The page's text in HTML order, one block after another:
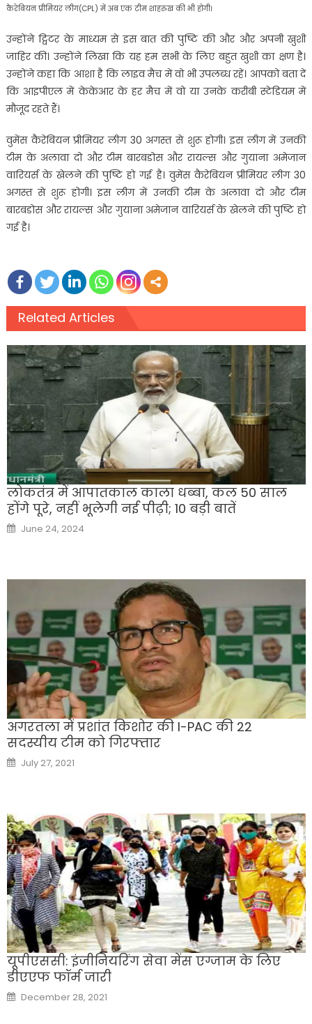
कैरेबियन प्रीमियर लीग(CPL) में अब एक टीम शाहरुख की भी होगी।
उन्होंने ट्विटर के माध्यम से इस बात की पुष्टि की और और अपनी खुशी
जाहिर की। उन्होंने लिखा कि यह हम सभी के लिए बहुत खुशी का क्षण है।
उन्होंने कहा कि आशा है कि लाइव मैच में वो भी उपलब्ध रहें। आपको बता दें
कि आइपीएल में केकेआर के हर मैच में वो या उनके करीबी स्टेडियम में
मौजूद रहते हैं।
वुमेंस कैरेबियन प्रीमियर लीग 30 अगस्त से शुरू होगी। इस लीग में उनकी
टीम के अलावा दो और टीम बारबडोस और रायल्स और गुयाना अमेजान
वारियर्स के खेलने की पुष्टि हो गई है। वुमेंस कैरेबियन प्रीमियर लीग 30
अगस्त से शुरू होगी। इस लीग में उनकी टीम के अलावा दो और टीम
बारबडोस और रायल्स और गुयाना अमेजान वारियर्स के खेलने की पुष्टि हो
गई है।
Related Articles
लोकतंत्र में आपातकाल काला धब्बा, कल 50 साल
होंगे पूरे, नहीं भूलेगी नई पीढ़ी; 10 बड़ी बातें
Posted
on
June 24, 2024
अगरतला में प्रशांत किशोर की I-PAC की 22
सदस्यीय टीम को गिरफ्तार
Posted
on
July 27, 2021
यूपीएससी: इंजीनियरिंग सेवा मेंस एग्जाम के लिए
डीएएफ फॉर्म जारी
Posted
on
December 28, 2021